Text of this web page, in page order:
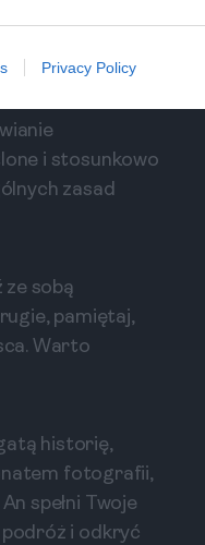
Privacy Policy
Zawsze
i stosunkowo
zasad
ze sobą
pamiętaj,
Warto
historię,
fotografii,
spełni Twoje
podróż i odkryć